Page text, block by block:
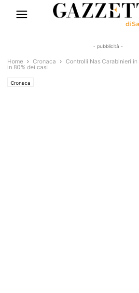
- pubblicità -
Home Cronaca
Controlli Nas Carabinieri
in 80% dei casi
Cronaca